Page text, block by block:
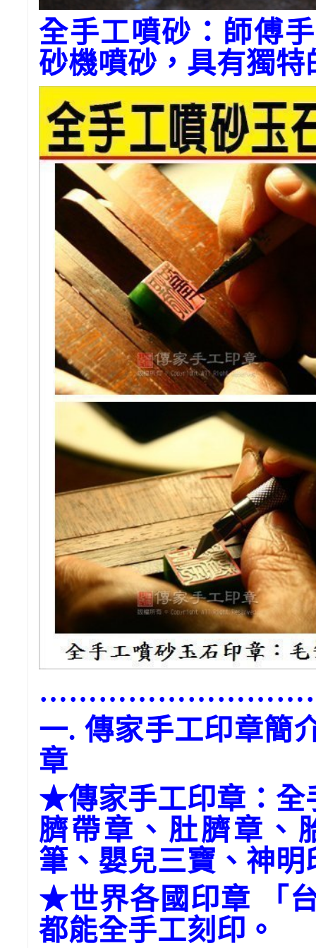
全手工噴砂：師傅
砂機噴砂，具有獨
一. 傳家手工印章簡
章
★傳家手工印章：全
臍帶章、肚臍章、
筆、嬰兒三寶、神
★世界各國印章 「
都能全手工刻印。